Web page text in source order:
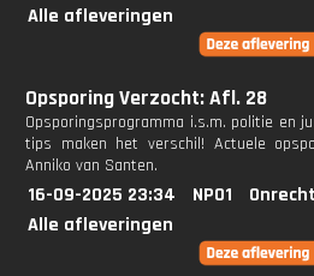
Alle afleveringen
Opsporing Verzocht: Afl. 28
Opsporingsprogramma i.s.m. politie en
tips maken het verschil! Actuele
Anniko van Santen.
16-09-2025 23:34 NPO1
Alle afleveringen